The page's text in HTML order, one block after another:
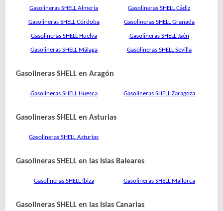
Gasolineras SHELL Almería Gasolineras SHELL Cádiz
Gasolineras SHELL Córdoba Gasolineras SHELL Granada
Gasolineras SHELL Huelva Gasolineras SHELL Jaén
Gasolineras SHELL Málaga Gasolineras SHELL Sevilla
Gasolineras SHELL en Aragón
Gasolineras SHELL Huesca Gasolineras SHELL Zaragoza
Gasolineras SHELL en Asturias
Gasolineras SHELL Asturias
Gasolineras SHELL en las Islas Baleares
Gasolineras SHELL Ibiza Gasolineras SHELL Mallorca
Gasolineras SHELL en las Islas Canarias